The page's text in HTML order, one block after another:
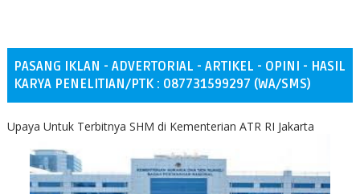
PASANG IKLAN - ADVERTORIAL - ARTIKEL - OPINI - HASIL
KARYA PENELITIAN/PTK : 087731599297 (WA/SMS)
Upaya Untuk Terbitnya SHM di Kementerian ATR RI Jakarta